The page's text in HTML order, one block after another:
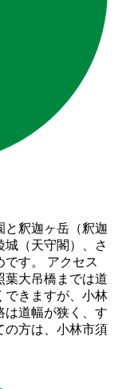
と釈迦ヶ岳（釈迦
（天守閣）、さ
です。 アクセス
葉大吊橋までは道
できますが、小林
は道幅が狭く、す
の方は、小林市須